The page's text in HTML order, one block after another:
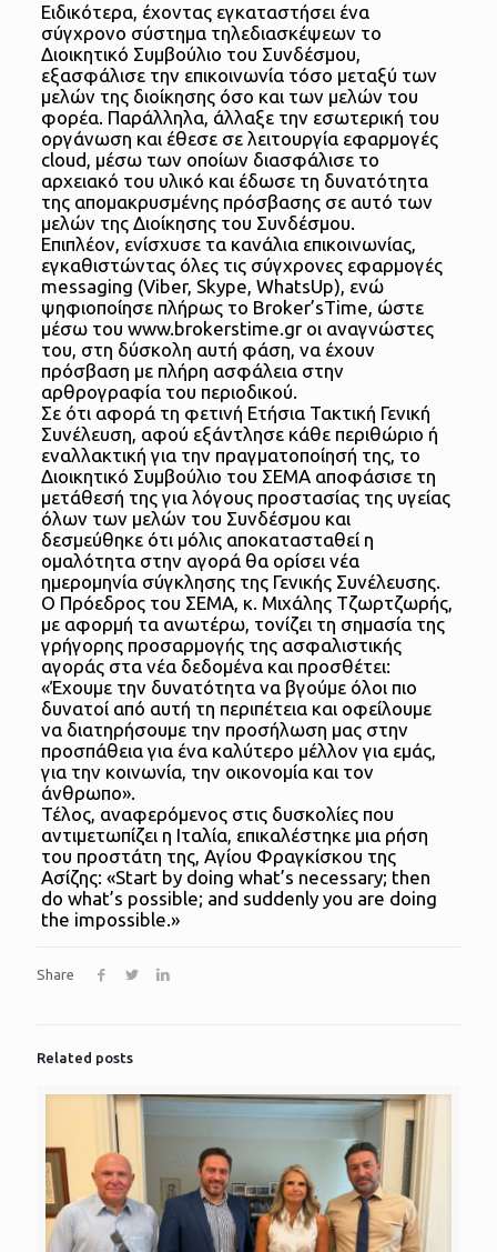
Ειδικότερα, έχοντας εγκαταστήσει ένα
σύγχρονο σύστημα τηλεδιασκέψεων το
Διοικητικό Συμβούλιο του Συνδέσμου,
εξασφάλισε την επικοινωνία τόσο μεταξύ των
μελών της διοίκησης όσο και των μελών του
φορέα. Παράλληλα, άλλαξε την εσωτερική του
οργάνωση και έθεσε σε λειτουργία εφαρμογές
cloud, μέσω των οποίων διασφάλισε το
αρχειακό του υλικό και έδωσε τη δυνατότητα
της απομακρυσμένης πρόσβασης σε αυτό των
μελών της Διοίκησης του Συνδέσμου.
Επιπλέον, ενίσχυσε τα κανάλια επικοινωνίας,
εγκαθιστώντας όλες τις σύγχρονες εφαρμογές
messaging (Viber, Skype, WhatsUp), ενώ
ψηφιοποίησε πλήρως το Broker’sTime, ώστε
μέσω του www.brokerstime.gr οι αναγνώστες
του, στη δύσκολη αυτή φάση, να έχουν
πρόσβαση με πλήρη ασφάλεια στην
αρθρογραφία του περιοδικού.
Σε ότι αφορά τη φετινή Ετήσια Τακτική Γενική
Συνέλευση, αφού εξάντλησε κάθε περιθώριο ή
εναλλακτική για την πραγματοποίησή της, το
Διοικητικό Συμβούλιο του ΣΕΜΑ αποφάσισε τη
μετάθεσή της για λόγους προστασίας της υγείας
όλων των μελών του Συνδέσμου και
δεσμεύθηκε ότι μόλις αποκατασταθεί η
ομαλότητα στην αγορά θα ορίσει νέα
ημερομηνία σύγκλησης της Γενικής Συνέλευσης.
Ο Πρόεδρος του ΣΕΜΑ, κ. Μιχάλης Τζωρτζωρής,
με αφορμή τα ανωτέρω, τονίζει τη σημασία της
γρήγορης προσαρμογής της ασφαλιστικής
αγοράς στα νέα δεδομένα και προσθέτει:
«Έχουμε την δυνατότητα να βγούμε όλοι πιο
δυνατοί από αυτή τη περιπέτεια και οφείλουμε
να διατηρήσουμε την προσήλωση μας στην
προσπάθεια για ένα καλύτερο μέλλον για εμάς,
για την κοινωνία, την οικονομία και τον
άνθρωπο».
Τέλος, αναφερόμενος στις δυσκολίες που
αντιμετωπίζει η Ιταλία, επικαλέστηκε μια ρήση
του προστάτη της, Αγίου Φραγκίσκου της
Ασίζης: «Start by doing what’s necessary; then
do what’s possible; and suddenly you are doing
the impossible.»
Share
Related posts